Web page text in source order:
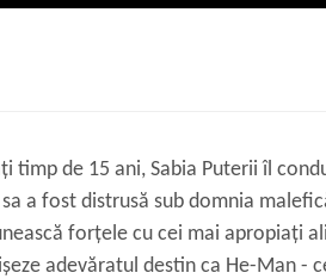
timp de 15 ani, Sabia Puterii îl
a fost distrusă sub domnia
forțele cu cei mai apropiați
adevăratul destin ca He-Man -